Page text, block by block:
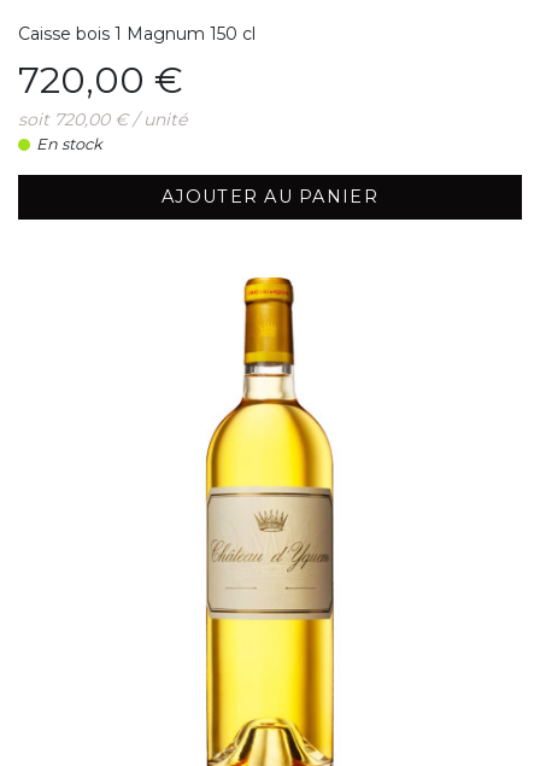
Caisse bois 1 Magnum 150 cl
Prix
720,00 €
soit 720,00 € / unité
En stock
AJOUTER AU PANIER